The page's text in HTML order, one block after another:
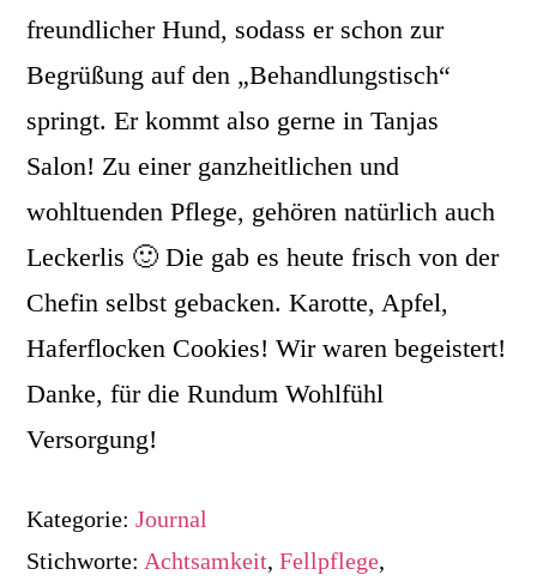
freundlicher Hund, sodass er schon zur
Begrüßung auf den „Behandlungstisch“
springt. Er kommt also gerne in Tanjas
Salon! Zu einer ganzheitlichen und
wohltuenden Pflege, gehören natürlich auch
Leckerlis 🙂 Die gab es heute frisch von der
Chefin selbst gebacken. Karotte, Apfel,
Haferflocken Cookies! Wir waren begeistert!
Danke, für die Rundum Wohlfühl
Versorgung!
Kategorie:Journal
Stichworte: Achtsamkeit,Fellpflege,